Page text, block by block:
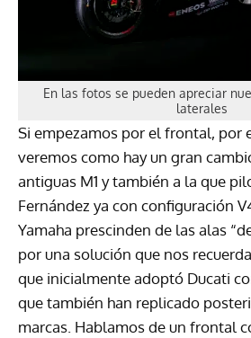
En las fotos se pueden apreciar
laterales
Si empezamos por el frontal, por
veremos como hay un gran
antiguas M1 y también a la que
Fernández ya con configuración
Yamaha prescinden de las alas
por una solución que nos
que inicialmente adoptó Ducati
que también han replicado
marcas. Hablamos de un frontal